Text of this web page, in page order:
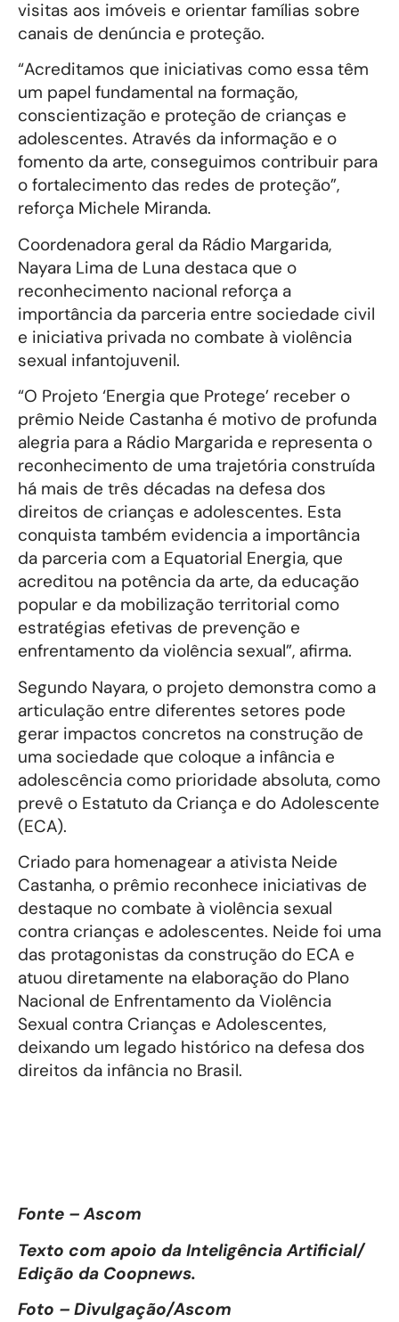
visitas aos imóveis e orientar famílias sobre
canais de denúncia e proteção.
“Acreditamos que iniciativas como essa têm
um papel fundamental na formação,
conscientização e proteção de crianças e
adolescentes. Através da informação e o
fomento da arte, conseguimos contribuir para
o fortalecimento das redes de proteção”,
reforça Michele Miranda.
Coordenadora geral da Rádio Margarida,
Nayara Lima de Luna destaca que o
reconhecimento nacional reforça a
importância da parceria entre sociedade civil
e iniciativa privada no combate à violência
sexual infantojuvenil.
“O Projeto ‘Energia que Protege’ receber o
prêmio Neide Castanha é motivo de profunda
alegria para a Rádio Margarida e representa o
reconhecimento de uma trajetória construída
há mais de três décadas na defesa dos
direitos de crianças e adolescentes. Esta
conquista também evidencia a importância
da parceria com a Equatorial Energia, que
acreditou na potência da arte, da educação
popular e da mobilização territorial como
estratégias efetivas de prevenção e
enfrentamento da violência sexual”, afirma.
Segundo Nayara, o projeto demonstra como a
articulação entre diferentes setores pode
gerar impactos concretos na construção de
uma sociedade que coloque a infância e
adolescência como prioridade absoluta, como
prevê o Estatuto da Criança e do Adolescente
(ECA).
Criado para homenagear a ativista Neide
Castanha, o prêmio reconhece iniciativas de
destaque no combate à violência sexual
contra crianças e adolescentes. Neide foi uma
das protagonistas da construção do ECA e
atuou diretamente na elaboração do Plano
Nacional de Enfrentamento da Violência
Sexual contra Crianças e Adolescentes,
deixando um legado histórico na defesa dos
direitos da infância no Brasil.
Fonte – Ascom
Texto com apoio da Inteligência Artificial/
Edição da Coopnews.
Foto – Divulgação/Ascom